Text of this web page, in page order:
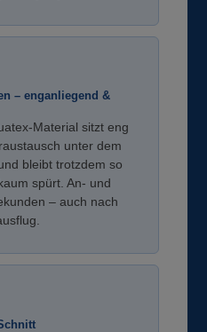
– enganliegend &
Material sitzt eng
unter dem
bleibt trotzdem so
spürt. An- und
– auch nach